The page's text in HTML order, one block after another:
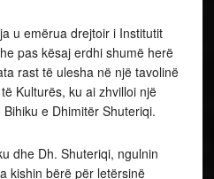
u emërua drejtoir i Institutit
pas kësaj erdhi shumë herë
rast të ulesha në një tavolinë
Kulturës, ku ai zhvilloi një
e Dhimitër Shuteriqi.
dhe Dh. Shuteriqi, ngulnin
kishin bërë për letërsinë